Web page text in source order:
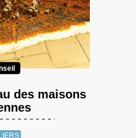
des maisons